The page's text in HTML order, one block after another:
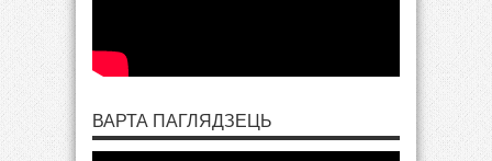
ВАРТА ПАГЛЯДЗЕЦЬ